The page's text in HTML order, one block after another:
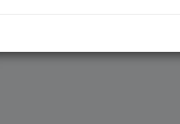
véhicule ne correspond à votre recherche,